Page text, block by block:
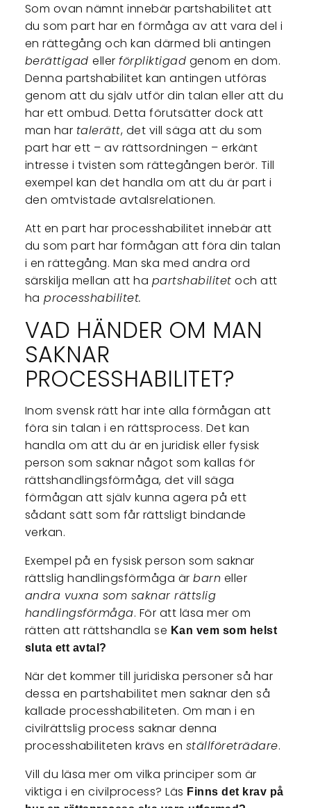
Som ovan nämnt innebär partshabilitet att
du som part har en förmåga av att vara del i
en rättegång och kan därmed bli antingen
berättigadellerförpliktigad genom en dom.
Denna partshabilitet kan antingen utföras
genom att du själv utför din talan eller att du
har ett ombud. Detta förutsätter dock att
man har talerätt, det vill säga att du som
part har ett – av rättsordningen – erkänt
intresse i tvisten som rättegången berör. Till
exempel kan det handla om att du är part i
den omtvistade avtalsrelationen.
Att en part har processhabilitet innebär att
du som part har förmågan att föra din talan
i en rättegång. Man ska med andra ord
särskilja mellan att ha partshabilitet och att
ha processhabilitet.
VAD HÄNDER OM MAN
SAKNAR
PROCESSHABILITET?
Inom svensk rätt har inte alla förmågan att
föra sin talan i en rättsprocess. Det kan
handla om att du är en juridisk eller fysisk
person som saknar något som kallas för
rättshandlingsförmåga, det vill säga
förmågan att själv kunna agera på ett
sådant sätt som får rättsligt bindande
verkan.
Exempel på en fysisk person som saknar
rättslig handlingsförmåga ärbarn eller
andra vuxna som saknar rättslig
handlingsförmåga. För att läsa mer om
rätten att rättshandla se Kan vem som helst
sluta ett avtal?
När det kommer till juridiska personer så har
dessa en partshabilitet men saknar den så
kallade processhabiliteten. Om man i en
civilrättslig process saknar denna
processhabiliteten krävs en ställföreträdare.
Vill du läsa mer om vilka principer som är
viktiga i en civilprocess? Läs Finns det krav på